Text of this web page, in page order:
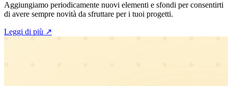
Aggiungiamo periodicamente nuovi elementi e sfondi per consentirti
di avere sempre novità da sfruttare per i tuoi progetti.
Leggi di più ↗